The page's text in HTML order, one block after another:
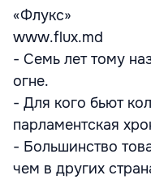
«Флукс»
www.flux.md
- Семь лет тому
огне.
- Для кого бьют
парламентская
- Большинство
чем в других